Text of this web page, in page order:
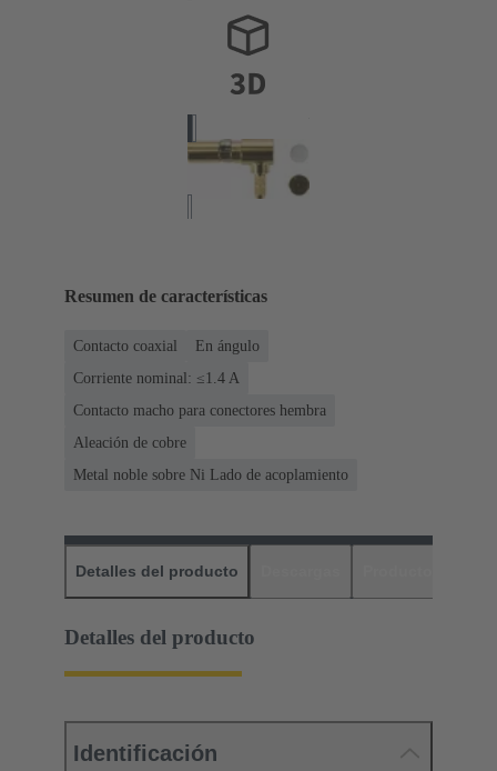
Resumen de características
Contacto coaxial
En ángulo
Corriente nominal: ≤1.4 A
Contacto macho para conectores hembra
Aleación de cobre
Metal noble sobre Ni Lado de acoplamiento
Detalles del producto
Detalles del producto
Identificación